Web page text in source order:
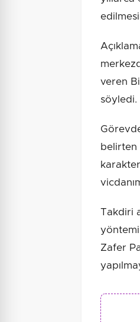
veren
söyledi.
belirten
Takdiri
yöntemi
Zafer